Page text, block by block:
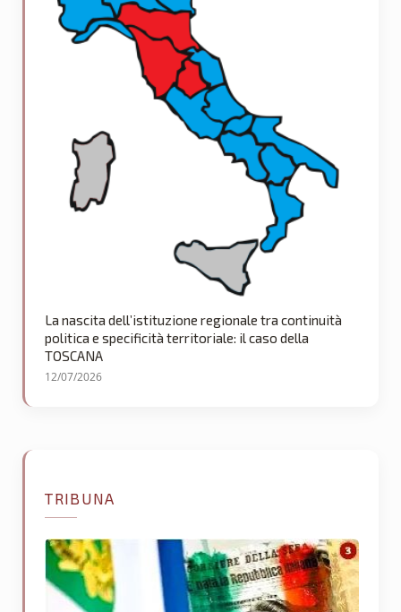
La nascita dell’istituzione regionale tra continuità
politica e specificità territoriale: il caso della
TOSCANA
12/07/2026
TRIBUNA